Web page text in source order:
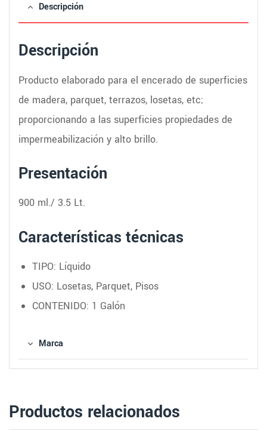
Descripción
Descripción
Producto elaborado para el encerado de superficies
de madera, parquet, terrazos, losetas, etc;
proporcionando a las superficies propiedades de
impermeabilización y alto brillo.
Presentación
900 ml./ 3.5 Lt.
Características técnicas
TIPO: Líquido
USO: Losetas, Parquet, Pisos
CONTENIDO: 1 Galón
Marca
Productos relacionados